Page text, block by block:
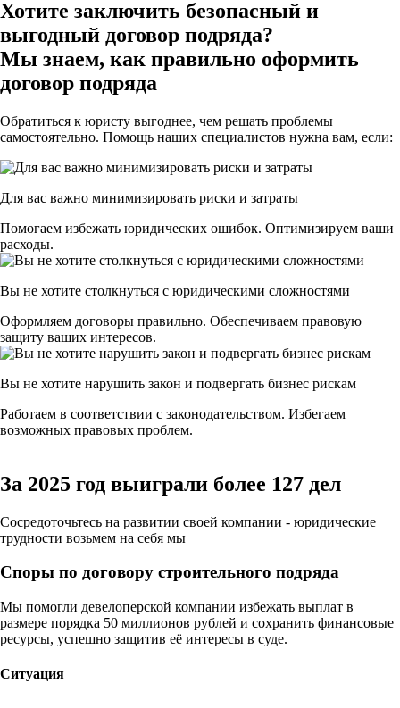
Хотите заключить безопасный и
выгодный договор подряда?
Мы знаем, как правильно оформить
договор подряда
Обратиться к юристу выгоднее, чем решать проблемы
самостоятельно. Помощь наших специалистов нужна вам, если:
Для вас важно минимизировать риски и затраты
Помогаем избежать юридических ошибок. Оптимизируем ваши
расходы.
Вы не хотите столкнуться с юридическими сложностями
Оформляем договоры правильно. Обеспечиваем правовую
защиту ваших интересов.
Вы не хотите нарушить закон и подвергать бизнес рискам
Работаем в соответствии с законодательством. Избегаем
возможных правовых проблем.
За 2025 год выиграли более 127 дел
Сосредоточьтесь на развитии своей компании - юридические
трудности возьмем на себя мы
Споры по договору строительного подряда
Мы помогли девелоперской компании избежать выплат в
размере порядка 50 миллионов рублей и сохранить финансовые
ресурсы, успешно защитив её интересы в суде.
Ситуация